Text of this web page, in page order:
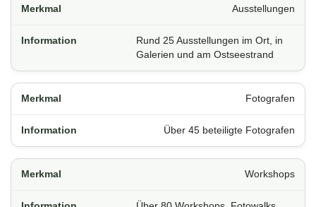
Ausstellungen
Rund 25 Ausstellungen im Ort, in
Galerien und am Ostseestrand
Fotografen
Über 45 beteiligte Fotografen
Workshops